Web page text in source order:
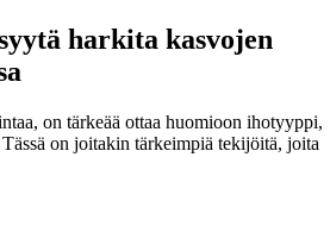
harkita kasvojen
on tärkeää ottaa huomioon ihotyyppi,
on joitakin tärkeimpiä tekijöitä, joita